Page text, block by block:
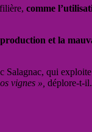
comme
et la
qui
vignes », déplore-t-il.